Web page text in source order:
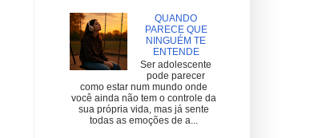
QUANDO
PARECE QUE
NINGUÉM TE
ENTENDE
Ser adolescente
pode parecer
como estar num mundo onde
você ainda não tem o controle da
sua própria vida, mas já sente
todas as emoções de a...